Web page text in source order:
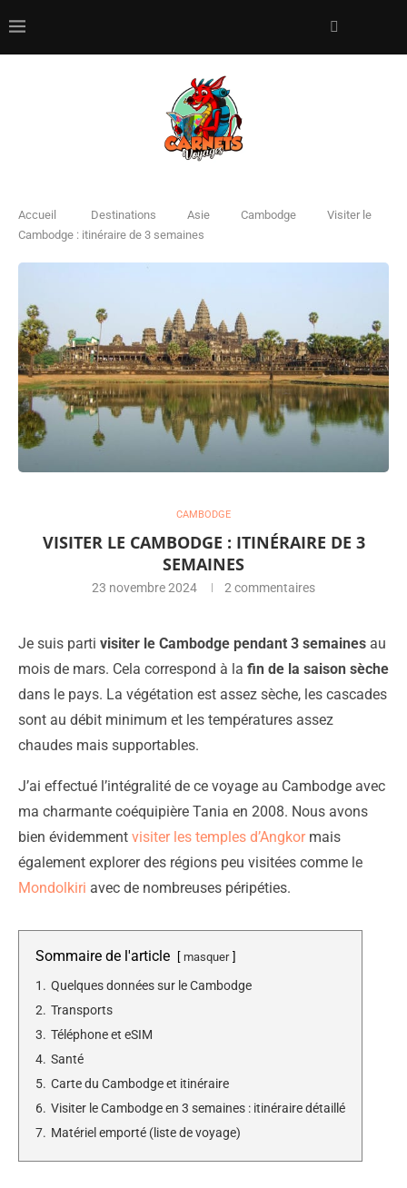
Accueil Destinations Asie Cambodge
Visiter le
Cambodge : itinéraire de 3 semaines
CAMBODGE
VISITER LE CAMBODGE : ITINÉRAIRE DE 3
SEMAINES
23 novembre 2024 2 commentaires
Je suis parti visiter le Cambodge pendant 3 semaines au
mois de mars. Cela correspond à la fin de la saison sèche
dans le pays. La végétation est assez sèche, les cascades
sont au débit minimum et les températures assez
chaudes mais supportables.
J’ai effectué l’intégralité de ce voyage au Cambodge avec
ma charmante coéquipière Tania en 2008. Nous avons
bien évidemment visiter les temples d’Angkormais
également explorer des régions peu visitées comme le
Mondolkiri avec de nombreuses péripéties.
Sommaire de l'article masquer
1. Quelques données sur le Cambodge
2. Transports
3. Téléphone et eSIM
4. Santé
5. Carte du Cambodge et itinéraire
6. Visiter le Cambodge en 3 semaines : itinéraire détaillé
7. Matériel emporté (liste de voyage)